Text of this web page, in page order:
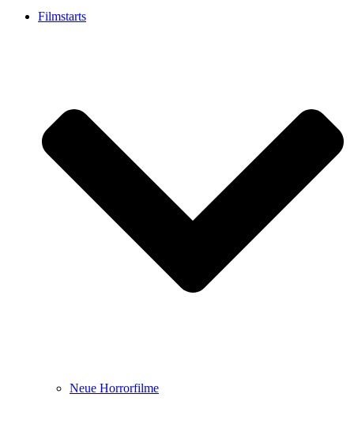
Filmstarts
Neue Horrorfilme